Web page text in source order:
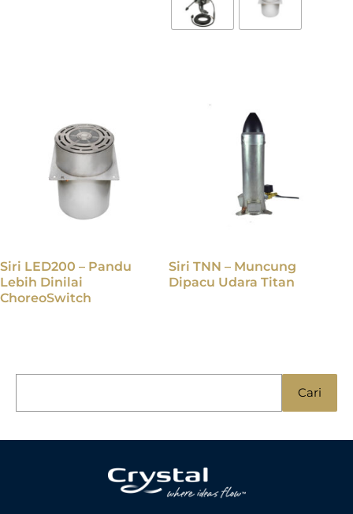
Cari
Siri LED200 – Pandu
Lebih Dinilai
ChoreoSwitch
Siri TNN – Muncung
Dipacu Udara Titan